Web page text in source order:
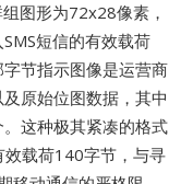
图形为72x28像素，
短信的有效载荷
节指示图像是运营商
原始位图数据，其中
这种极其紧凑的格式
载荷140字节，与寻